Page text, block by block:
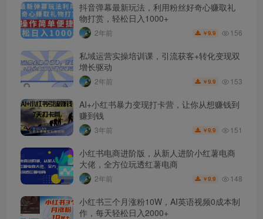
抖音弹幕最新玩法，利用粉丝好奇心赚取礼
物打赏，轻松日入1000+
2年前 ￥9.9 156
私域运营实操培训课，引流获客+转化变现双
增长驱动
2年前 ￥9.9 153
AI+小红书暴力变现打卡营，让你从想赚钱到
赚到钱
3年前 ￥9.9 151
小红书电商进阶版，从新人进阶小红薯电商
大佬，全方位玩透红薯电商
2年前 ￥9.9 148
小红书三个月涨粉10W，AI英语视频0成本制
作，每天轻松日入2000+